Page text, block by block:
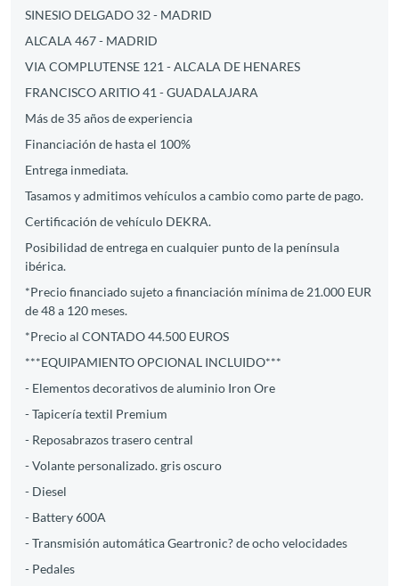
SINESIO DELGADO 32 - MADRID
ALCALA 467 - MADRID
VIA COMPLUTENSE 121 - ALCALA DE HENARES
FRANCISCO ARITIO 41 - GUADALAJARA
Más de 35 años de experiencia
Financiación de hasta el 100%
Entrega inmediata.
Tasamos y admitimos vehículos a cambio como parte de pago.
Certificación de vehículo DEKRA.
Posibilidad de entrega en cualquier punto de la península
ibérica.
*Precio financiado sujeto a financiación mínima de 21.000 EUR
de 48 a 120 meses.
*Precio al CONTADO 44.500 EUROS
***EQUIPAMIENTO OPCIONAL INCLUIDO***
- Elementos decorativos de aluminio Iron Ore
- Tapicería textil Premium
- Reposabrazos trasero central
- Volante personalizado. gris oscuro
- Diesel
- Battery 600A
- Transmisión automática Geartronic? de ocho velocidades
- Pedales